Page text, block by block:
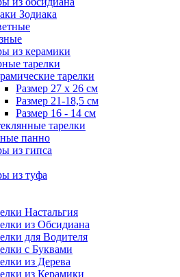
Зодиака
из керамики
тарелки
тарелки
Размер 27 х 26 см
Размер 21-18,5 см
Размер 16 - 14 см
тарелки
панно
из гипса
из туфа
Настальгия
из Обсидиана
для Водителя
с Буквами
из Дерева
из Керамики